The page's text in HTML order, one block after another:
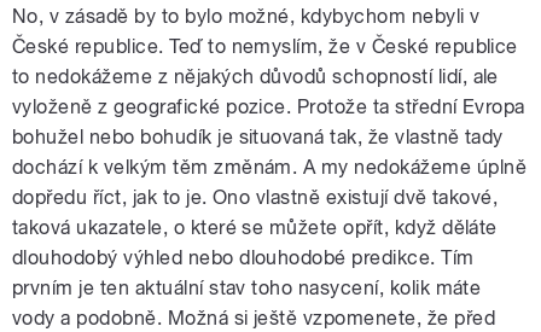
No, v zásadě by to bylo možné, kdybychom nebyli v
České republice. Teď to nemyslím, že v České republice
to nedokážeme z nějakých důvodů schopností lidí, ale
vyloženě z geografické pozice. Protože ta střední Evropa
bohužel nebo bohudík je situovaná tak, že vlastně tady
dochází k velkým těm změnám. A my nedokážeme úplně
dopředu říct, jak to je. Ono vlastně existují dvě takové,
taková ukazatele, o které se můžete opřít, když děláte
dlouhodobý výhled nebo dlouhodobé predikce. Tím
prvním je ten aktuální stav toho nasycení, kolik máte
vody a podobně. Možná si ještě vzpomenete, že před